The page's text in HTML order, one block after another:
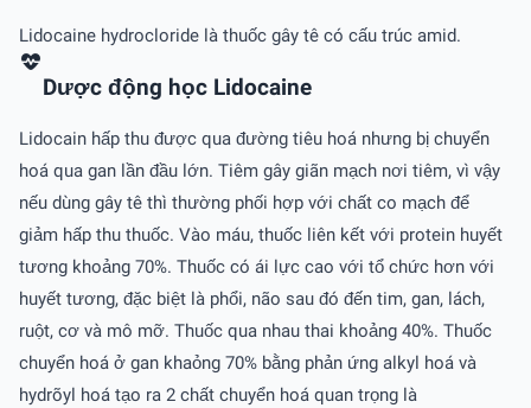
Lidocaine hydrocloride là thuốc gây tê có cấu trúc amid.
Dược động học Lidocaine
Lidocain hấp thu được qua đường tiêu hoá nhưng bị chuyển
hoá qua gan lần đầu lớn. Tiêm gây giãn mạch nơi tiêm, vì vậy
nếu dùng gây tê thì thường phối hợp với chất co mạch để
giảm hấp thu thuốc. Vào máu, thuốc liên kết với protein huyết
tương khoảng 70%. Thuốc có ái lực cao với tổ chức hơn với
huyết tương, đặc biệt là phổi, não sau đó đến tim, gan, lách,
ruột, cơ và mô mỡ. Thuốc qua nhau thai khoảng 40%. Thuốc
chuyển hoá ở gan khaỏng 70% bằng phản ứng alkyl hoá và
hydrõyl hoá tạo ra 2 chất chuyển hoá quan trọng là